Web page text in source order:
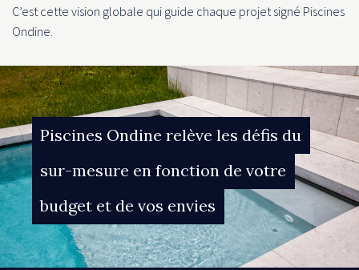
C’est cette vision globale qui guide chaque projet signé Piscines
Ondine.
Piscines Ondine relève les défis du
sur-mesure en fonction de votre
budget et de vos envies